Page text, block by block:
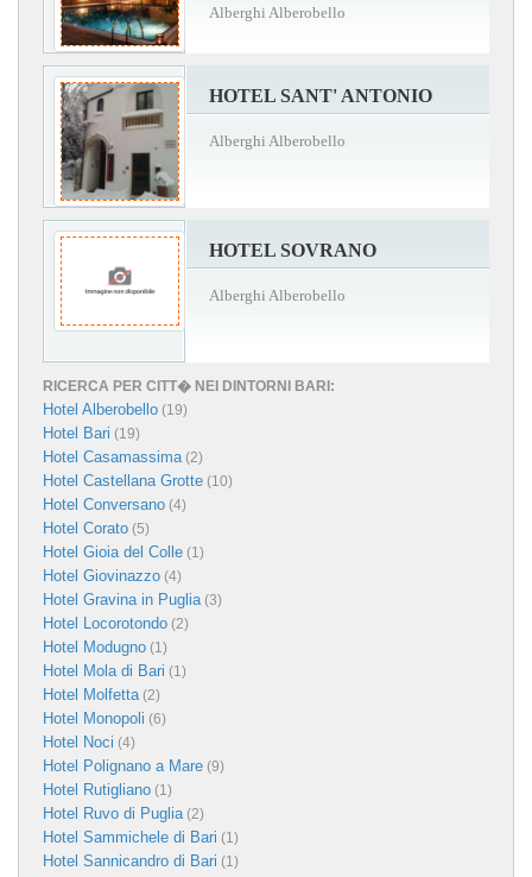
Alberghi Alberobello
HOTEL SANT' ANTONIO
Alberghi Alberobello
HOTEL SOVRANO
Alberghi Alberobello
RICERCA PER CITT� NEI DINTORNI BARI:
Hotel Alberobello (19)
Hotel Bari (19)
Hotel Casamassima(2)
Hotel Castellana Grotte (10)
Hotel Conversano (4)
Hotel Corato (5)
Hotel Gioia del Colle (1)
Hotel Giovinazzo (4)
Hotel Gravina in Puglia(3)
Hotel Locorotondo (2)
Hotel Modugno (1)
Hotel Mola di Bari (1)
Hotel Molfetta(2)
Hotel Monopoli (6)
Hotel Noci (4)
Hotel Polignano a Mare (9)
Hotel Rutigliano (1)
Hotel Ruvo di Puglia(2)
Hotel Sammichele di Bari (1)
Hotel Sannicandro di Bari (1)